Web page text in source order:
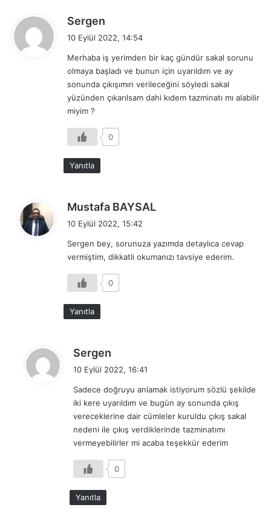
Sergen
i
k
i
:
10 Eylül 2022, 14:54
Merhaba iş yerimden bir kaç gündür sakal sorunu
olmaya başladı ve bunun için uyarıldım ve ay
sonunda çıkışımın verileceğini söyledi sakal
yüzünden çıkarılsam dahi kıdem tazminatı mı alabilir
miyim ?
0
Yanıtla
Mustafa BAYSAL
i
k
10 Eylül 2022, 15:42
Sergen bey, sorunuza yazımda detaylıca cevap
vermiştim, dikkatli okumanızı tavsiye ederim.
0
Yanıtla
Sergen
i
k
:
10 Eylül 2022, 16:41
Sadece doğruyu anlamak istiyorum sözlü şekilde
iki kere uyarıldım ve bugün ay sonunda çıkış
vereceklerine dair cümleler kuruldu çıkış sakal
nedeni ile çıkış verdiklerinde tazminatımı
vermeyebilirler mi acaba teşekkür ederim
0
Yanıtla